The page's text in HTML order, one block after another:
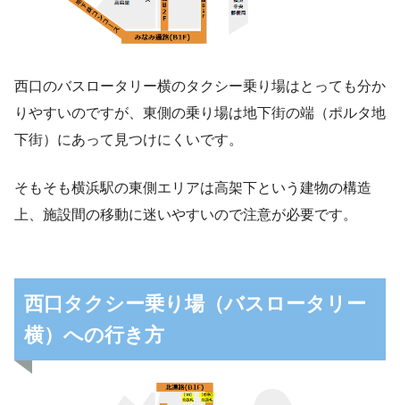
西口のバスロータリー横のタクシー乗り場はとっても分か
りやすいのですが、東側の乗り場は地下街の端（ポルタ地
下街）にあって見つけにくいです。
そもそも横浜駅の東側エリアは高架下という建物の構造
上、施設間の移動に迷いやすいので注意が必要です。
西口タクシー乗り場（バスロータリー
横）への行き方